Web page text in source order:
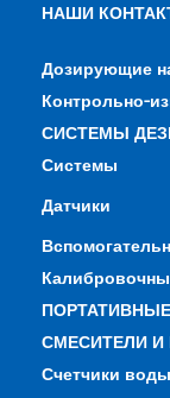
НАШИ
Дозирующие
Контрольно-
СИСТЕМЫ
Системы
Датчики
СМЕСИТЕЛИ И
Счетчики воды